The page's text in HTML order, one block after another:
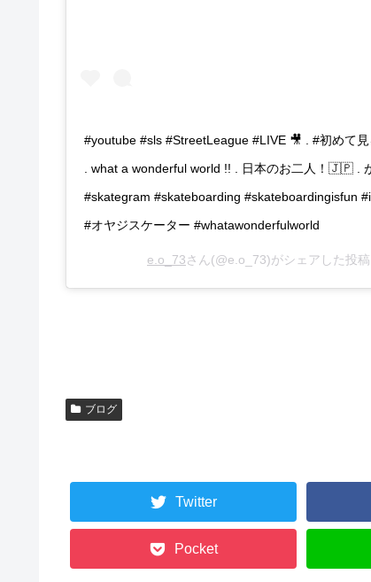
#youtube #sls #StreetLeague #LIVE 🎥 . #初めて
. what a wonderful world !! . 日本のお二人！🇯🇵 .
#skategram #skateboarding #skateboardingisfun
#オヤジスケーター #whatawonderfulworld
e.o_73さん(@e.o_73)がシェアした投
ブログ
Twitter
Pocket